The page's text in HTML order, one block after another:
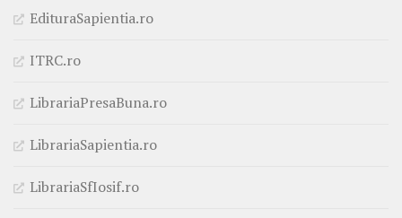
EdituraSapientia.ro
ITRC.ro
LibrariaPresaBuna.ro
LibrariaSapientia.ro
LibrariaSfIosif.ro